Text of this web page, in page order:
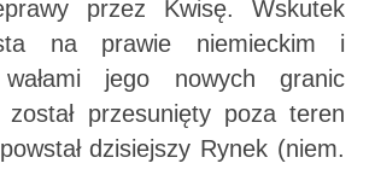
przez Kwisę. Wskutek
na prawie niemieckim i
jego nowych granic
przesunięty poza teren
dzisiejszy Rynek (niem.